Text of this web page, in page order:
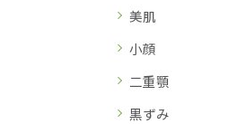
美肌
小顔
二重顎
黒ずみ